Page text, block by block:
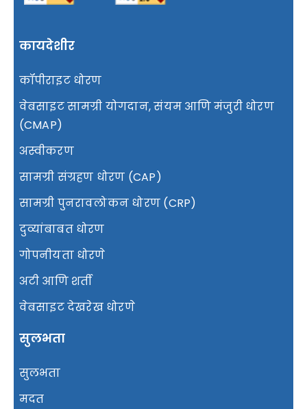
कायदेशीर
कॉपीराइट धोरण
वेबसाइट सामग्री योगदान, संयम आणि मंजुरी धोरण
(CMAP)
अस्वीकरण
सामग्री संग्रहण धोरण (CAP)
सामग्री पुनरावलोकन धोरण (CRP)
दुव्यांबाबत धोरण
गोपनीयता धोरणे
अटी आणि शर्ती
वेबसाइट देखरेख धोरणे
सुलभता
सुलभता
मदत